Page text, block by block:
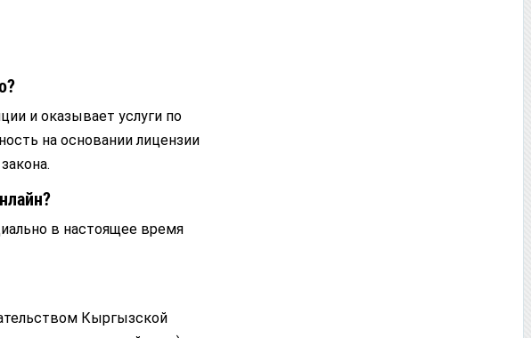
и оказывает услуги по
на основании лицензии
в настоящее время
Кыргызской